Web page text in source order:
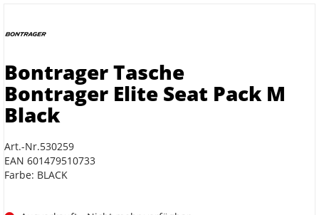
Bontrager Tasche
Bontrager Elite Seat Pack M
Black
Art.-Nr.530259
EAN 601479510733
Farbe: BLACK